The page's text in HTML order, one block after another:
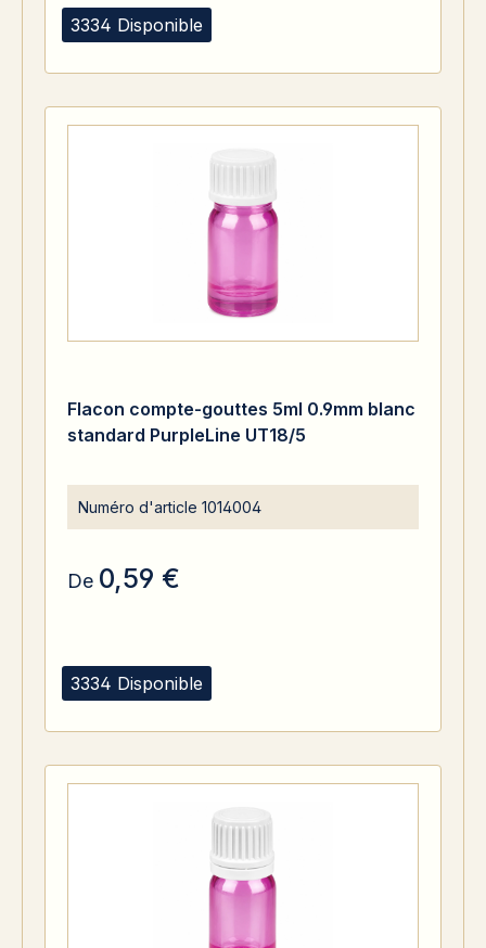
3334 Disponible
3334 Disponible
Flacon compte-gouttes 5ml 0.9mm blanc
standard PurpleLine UT18/5
Numéro d'article 1014004
De 0,59 €